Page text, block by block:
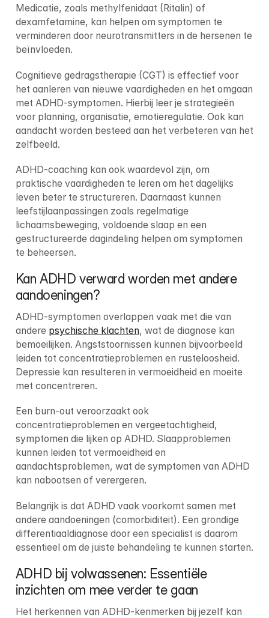
Medicatie, zoals methylfenidaat (Ritalin) of
dexamfetamine, kan helpen om symptomen te
verminderen door neurotransmitters in de hersenen te
beïnvloeden.
Cognitieve gedragstherapie (CGT) is effectief voor
het aanleren van nieuwe vaardigheden en het omgaan
met ADHD-symptomen. Hierbij leer je strategieën
voor planning, organisatie, emotieregulatie. Ook kan
aandacht worden besteed aan het verbeteren van het
zelfbeeld.
ADHD-coaching kan ook waardevol zijn, om
praktische vaardigheden te leren om het dagelijks
leven beter te structureren. Daarnaast kunnen
leefstijlaanpassingen zoals regelmatige
lichaamsbeweging, voldoende slaap en een
gestructureerde dagindeling helpen om symptomen
te beheersen.
Kan ADHD verward worden met andere
aandoeningen?
ADHD-symptomen overlappen vaak met die van
andere psychische klachten, wat de diagnose kan
bemoeilijken. Angststoornissen kunnen bijvoorbeeld
leiden tot concentratieproblemen en rusteloosheid.
Depressie kan resulteren in vermoeidheid en moeite
met concentreren.
Een burn-out veroorzaakt ook
concentratieproblemen en vergeetachtigheid,
symptomen die lijken op ADHD. Slaapproblemen
kunnen leiden tot vermoeidheid en
aandachtsproblemen, wat de symptomen van ADHD
kan nabootsen of verergeren.
Belangrijk is dat ADHD vaak voorkomt samen met
andere aandoeningen (comorbiditeit). Een grondige
differentiaaldiagnose door een specialist is daarom
essentieel om de juiste behandeling te kunnen starten.
ADHD bij volwassenen: Essentiële
inzichten om mee verder te gaan
Het herkennen van ADHD-kenmerken bij jezelf kan